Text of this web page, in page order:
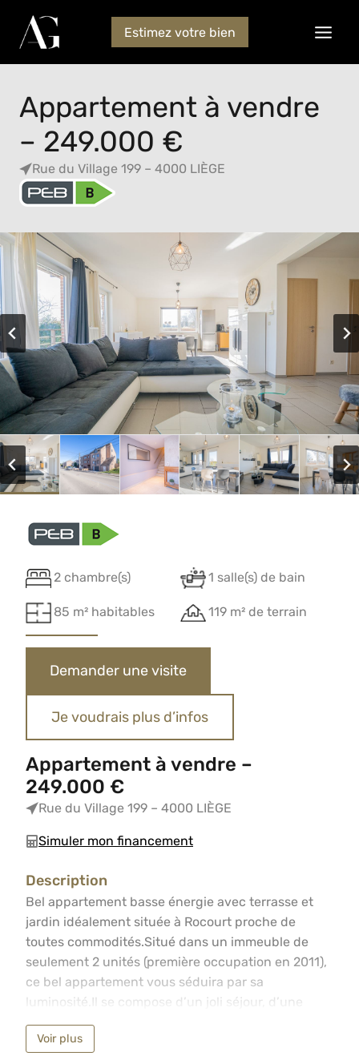
Estimez votre bien
Appartement à vendre
– 249.000 €
Rue du Village 199 – 4000 LIÈGE
2 chambre(s) 1 salle(s) de bain
85 m² habitables 119 m² de terrain
Demander une visite
Je voudrais plus d’infos
Appartement à vendre –
249.000 €
Rue du Village 199 – 4000 LIÈGE
Simuler mon financement
Description
Bel appartement basse énergie avec terrasse et
Bel appartement basse énergie avec terrasse et
jardin idéalement située à Rocourt proche de
toutes commodités.Situé dans un immeuble de
seulement 2 unités (première occupation en 2011),
ce bel appartement vous séduira par sa
luminosité.Il se compose d’un joli séjour, d’une
cuisine entièrement équipée, d’une salle de bain,
un WC indépendant ainsi que de deux belles
Voir plus